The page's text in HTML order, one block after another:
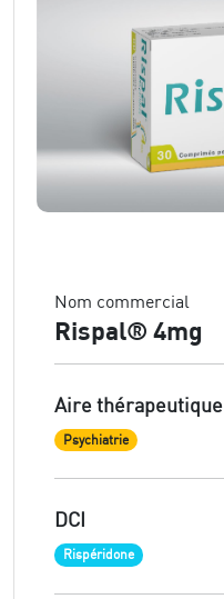
Nom commercial
Rispal® 4mg
Aire thérapeutique
Psychiatrie
DCI
Rispéridone